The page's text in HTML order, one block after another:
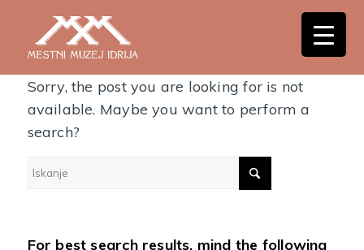
Nothing Found
Sorry, the post you are looking for is not
available. Maybe you want to perform a
search?
For best search results, mind the following